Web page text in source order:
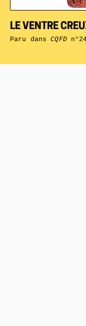
LE VENTRE
Paru dansCQFD